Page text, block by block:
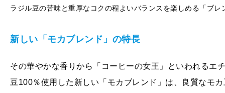
ラジル豆の苦味と重厚なコクの程よいバランスを楽しめる「ブレ
新しい「モカブレンド」の特長
その華やかな香りから「コーヒーの女王」といわれるエ
豆100％使用した新しい「モカブレンド」は、良質なモ